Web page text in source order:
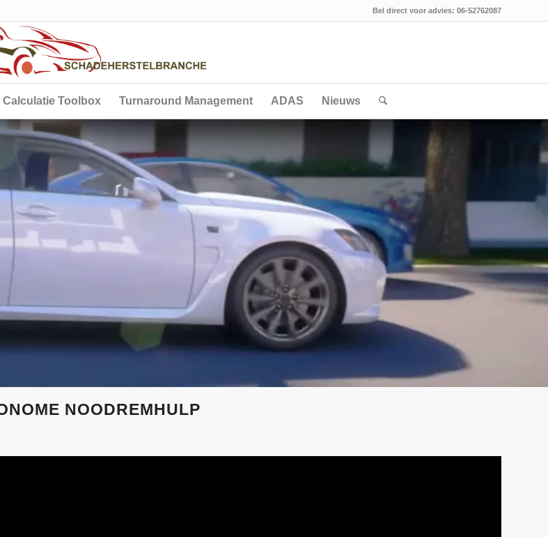
Bel direct voor advies: 06-52762087
Calculatie Toolbox Turnaround Management ADAS Nieuws
NOODREMHULP